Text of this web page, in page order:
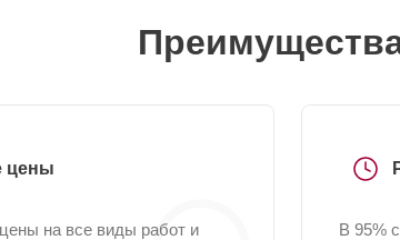
цены
на все виды работ и
В 95%